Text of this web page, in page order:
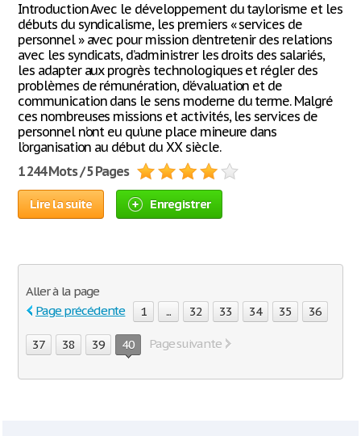
Introduction Avec le développement du taylorisme et les
débuts du syndicalisme, les premiers « services de
personnel » avec pour mission d’entretenir des relations
avec les syndicats, d’administrer les droits des salariés,
les adapter aux progrès technologiques et régler des
problèmes de rémunération, d’évaluation et de
communication dans le sens moderne du terme. Malgré
ces nombreuses missions et activités, les services de
personnel n’ont eu qu’une place mineure dans
l’organisation au début du XX siècle.
1 244 Mots / 5 Pages
Lire la suite Enregistrer
Aller à la page
Page précédente
1 ... 32 33 34 35 36
37 38 39 40 Page suivante